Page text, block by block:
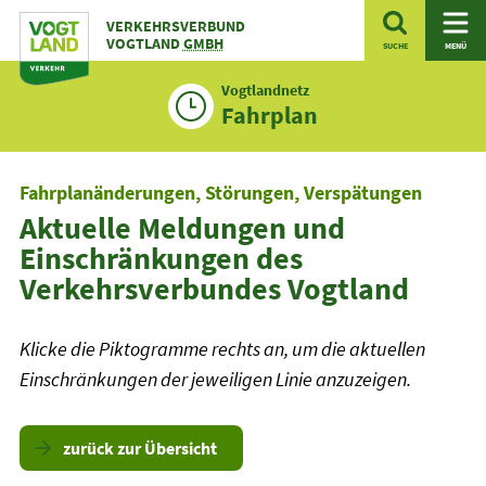
Zum
Inhalt
VERKEHRSVERBUND
VOGTLANDGMBH SUCHE MENÜ
Vogtlandnetz
Fahrplan
Fahrplanänderungen, Störungen, Verspätungen
Aktuelle Meldungen und
Einschränkungen des
Verkehrsverbundes Vogtland
Klicke die Piktogramme rechts an, um die aktuellen
Einschränkungen der jeweiligen Linie anzuzeigen.
zurück zur Übersicht